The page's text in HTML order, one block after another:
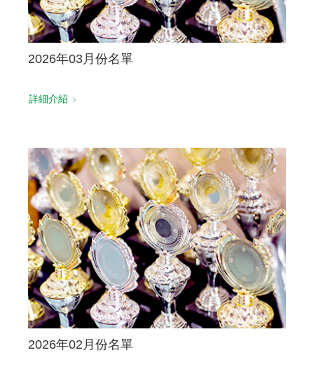
2026年03月份名單
詳細介紹
2026年02月份名單